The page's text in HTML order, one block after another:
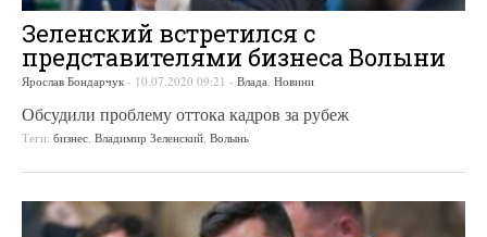
Зеленский встретился с
представителями бизнеса Волыни
Ярослав Бондарчук - 10.07.2020 09:21 - Влада Новини
Обсудили проблему оттока кадров за рубеж
Теги: бизнес Владимир Зеленский Волынь